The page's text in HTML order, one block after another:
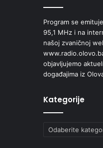
Program se
95,1 MHz i na
našoj zvaničnoj
objavljujemo
događajima iz
Kategorije
Kategorije